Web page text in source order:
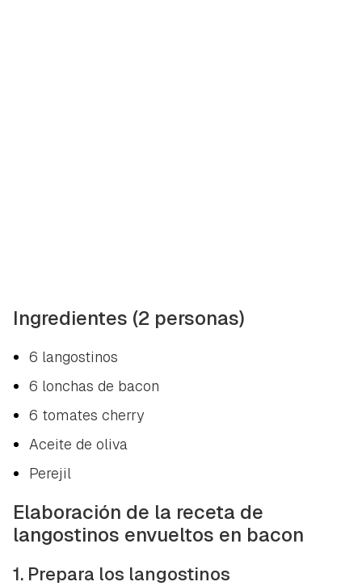
Ingredientes (2 personas)
6 langostinos
6 lonchas de bacon
6 tomates cherry
Aceite de oliva
Perejil
Elaboración de la receta de
langostinos envueltos en bacon
1. Prepara los langostinos